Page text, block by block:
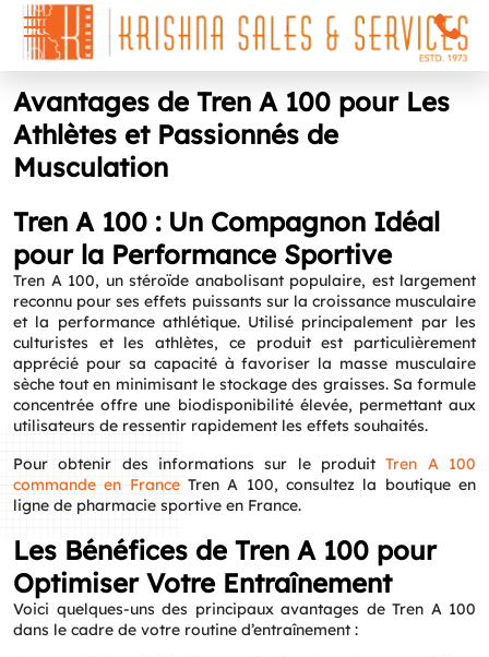
Avantages de Tren A 100 pour Les
Athlètes et Passionnés de
Musculation
Tren A 100 : Un Compagnon Idéal
pour la Performance Sportive
Tren A 100, un stéroïde anabolisant populaire, est largement
reconnu pour ses effets puissants sur la croissance musculaire
et la performance athlétique. Utilisé principalement par les
culturistes et les athlètes, ce produit est particulièrement
apprécié pour sa capacité à favoriser la masse musculaire
sèche tout en minimisant le stockage des graisses. Sa formule
concentrée offre une biodisponibilité élevée, permettant aux
utilisateurs de ressentir rapidement les effets souhaités.
Pour obtenir des informations sur le produitTren A 100
commande en FranceTren A 100, consultez la boutique en
ligne de pharmacie sportive en France.
Les Bénéfices de Tren A 100 pour
Optimiser Votre Entraînement
Voici quelques-uns des principaux avantages de Tren A 100
dans le cadre de votre routine d’entraînement :